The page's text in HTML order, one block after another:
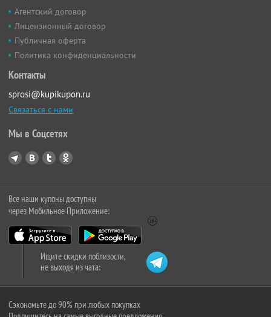
Агентский договор
Лицензионный договор
Публичная оферта
Политика конфиденциальности
Контакты
sprosi@kupikupon.ru
Связаться с нами
Мы в Соцсетях
Все наши купоны доступны
через Мобильное Приложение:
Ищите скидки поблизости,
не выходя из чата:
Сэкономьте до 90% при любых покупках